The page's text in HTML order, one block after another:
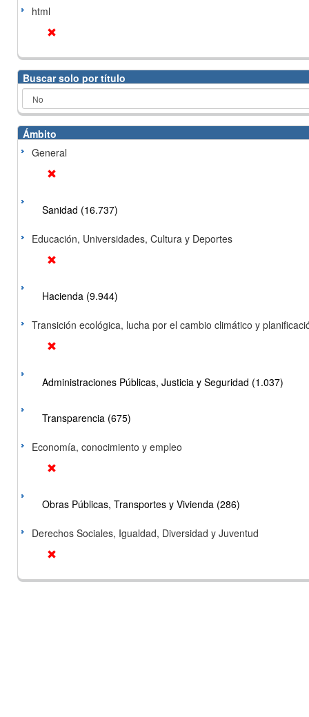
html
Buscar solo por título
Ámbito
General
Sanidad (16.737)
Educación, Universidades, Cultura y Deportes
Hacienda (9.944)
Transición ecológica, lucha por el cambio climático y
Administraciones Públicas, Justicia y Seguridad (1.037)
Transparencia (675)
Economía, conocimiento y empleo
Obras Públicas, Transportes y Vivienda (286)
Derechos Sociales, Igualdad, Diversidad y Juventud